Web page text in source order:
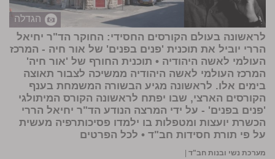
הגדלה
לראשונה בעולם הקורסים החסידי: החוקר הד"ר יחיאל
הררי יוביל את תוכנית 'פנים בפנים' של אור חיה - המרכז
העולמי לאשה היהודיה • תוכנית החורף של 'אור חיה'
המרכז העולמי לאשה היהודיה ממשיכה לצבור תאוצה
בימים אלו. לראשונה מגיע הבשורה המשמחת בענף
הקורסים הארצי, שבו יפתח לראשונה הקורס המיתולגי
'פנים בפנים' - על ידי המרצה הנודע הד"ר יחיאל הררי
הכשרת יועצות ומטפלות בו ילמדו פסיכותרפיה מעשית
על פי תורת חסידות חב"ד • לכל הפרטים
מערכת נשי ובנות חב"ד |